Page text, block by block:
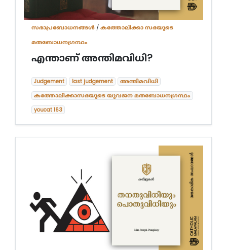
സഭാപ്രബോധനങ്ങള്‍ /കത്തോലിക്കാ സഭയുടെ
മതബോധനഗ്രന്ഥം
എന്താണ് അന്തിമവിധി?
Judgement last judgement
അന്തിമവിധി
കത്തോലിക്കാസഭയുടെ യുവജന മതബോധനഗ്രന്ഥം
youcat 163